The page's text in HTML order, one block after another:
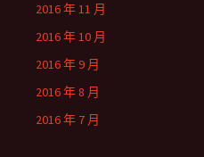
2016 年 11 月
2016 年 10 月
2016 年 9 月
2016 年 8 月
2016 年 7 月